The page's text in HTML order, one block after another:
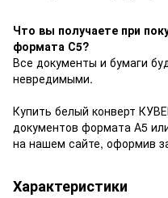
Что вы получаете при
формата С5?
Все документы и бумаги
невредимыми.
Купить белый конверт
документов формата А5
на нашем сайте, оформив
Характеристики